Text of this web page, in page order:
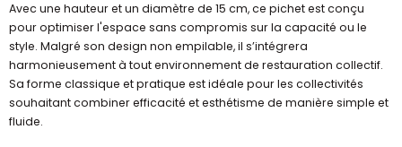
Avec une hauteur et un diamètre de 15 cm, ce pichet est conçu
pour optimiser l'espace sans compromis sur la capacité ou le
style. Malgré son design non empilable, il s’intégrera
harmonieusement à tout environnement de restauration collectif.
Sa forme classique et pratique est idéale pour les collectivités
souhaitant combiner efficacité et esthétisme de manière simple et
fluide.